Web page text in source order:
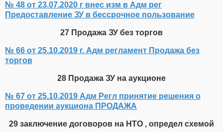
№ 48 от 23.07.2020 г внес изм в Адм рег
Предоставление ЗУ в бессрочное пользование
27 Продажа ЗУ без торгов
№ 66 от 25.10.2019 г. Адм регламент Продажа без
торгов
28 Продажа ЗУ на аукционе
№ 67 от 25.10.2019 Адм Регл принятие решения о
проведении аукциона ПРОДАЖА
29 заключение договоров на НТО , определ схемой